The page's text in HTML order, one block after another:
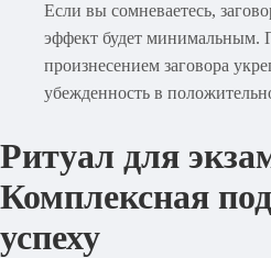
Если вы сомневаетесь,
эффект будет минимальным.
произнесением заговора
убежденность в
Ритуал для
Комплексная
успеху